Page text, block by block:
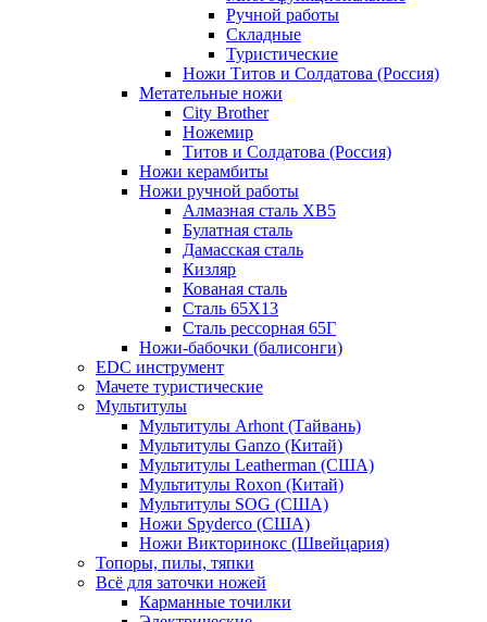
Ручной работы
Складные
Туристические
Ножи Титов и Солдатова (Россия)
Метательные ножи
City Brother
Ножемир
Титов и Солдатова (Россия)
Ножи керамбиты
Ножи ручной работы
Алмазная сталь ХВ5
Булатная сталь
Дамасская сталь
Кизляр
Кованая сталь
Сталь 65Х13
Сталь рессорная 65Г
Ножи-бабочки (балисонги)
EDC инструмент
Мачете туристические
Мультитулы
Мультитулы Arhont (Тайвань)
Мультитулы Ganzo (Китай)
Мультитулы Leatherman (США)
Мультитулы Roxon (Китай)
Мультитулы SOG (США)
Ножи Spyderco (США)
Ножи Викторинокс (Швейцария)
Топоры, пилы, тяпки
Всё для заточки ножей
Карманные точилки